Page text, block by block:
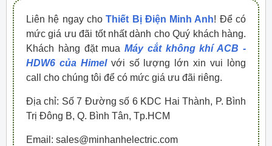
Liên hệ ngay choThiết Bị Điện Minh Anh! Để có
mức giá ưu đãi tốt nhất dành cho Quý khách hàng.
Khách hàng đặt muaMáy cắt không khí ACB -
HDW6 của Himel với số lượng lớn xin vui lòng
call cho chúng tôi để có mức giá ưu đãi riêng.
Địa chỉ: Số 7 Đường số 6 KDC Hai Thành, P. Bình
Trị Đông B, Q. Bình Tân, Tp.HCM
Email: sales@minhanhelectric.com